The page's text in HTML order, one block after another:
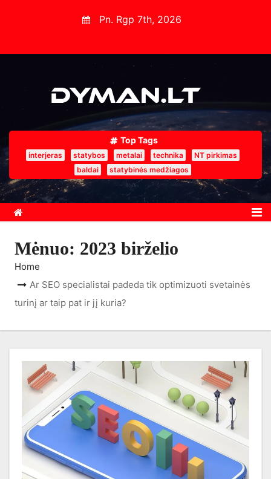
n
Pn. Rgp 7th, 2026
Top Tags
interjeras statybos metalai technika
NT pirkimas
baldai
statybinės medžiagos
Mėnuo: 2023 birželio
Home
Ar SEO specialistai padeda tik optimizuoti svetainės
turinį ar taip pat ir jį kuria?